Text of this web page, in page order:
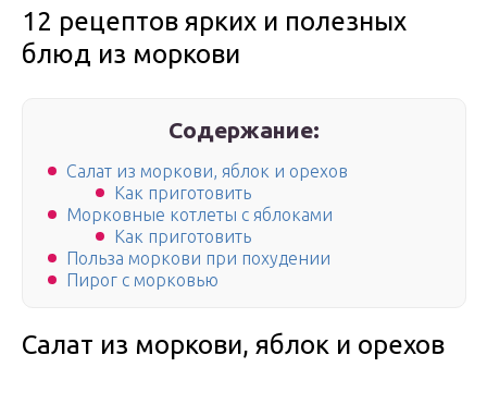
12 рецептов ярких и полезных
блюд из моркови
Содержание:
Салат из моркови, яблок и орехов
Как приготовить
Морковные котлеты с яблоками
Как приготовить
Польза моркови при похудении
Пирог с морковью
Салат из моркови, яблок и орехов